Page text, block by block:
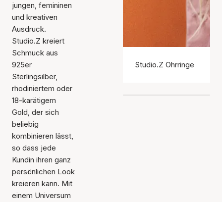
jungen, femininen
und kreativen
Ausdruck.
Studio.Z kreiert
Schmuck aus
925er
Sterlingsilber,
rhodiniertem oder
18-karätigem
Gold, der sich
beliebig
kombinieren lässt,
so dass jede
Kundin ihren ganz
persönlichen Look
kreieren kann. Mit
einem Universum
Studio.Z Ohrringe